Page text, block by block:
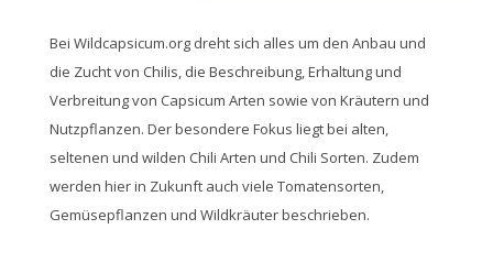
Bei Wildcapsicum.org dreht sich alles um den Anbau und
die Zucht von Chilis, die Beschreibung, Erhaltung und
Verbreitung von Capsicum Arten sowie von Kräutern und
Nutzpflanzen. Der besondere Fokus liegt bei alten,
seltenen und wilden Chili Arten und Chili Sorten. Zudem
werden hier in Zukunft auch viele Tomatensorten,
Gemüsepflanzen und Wildkräuter beschrieben.